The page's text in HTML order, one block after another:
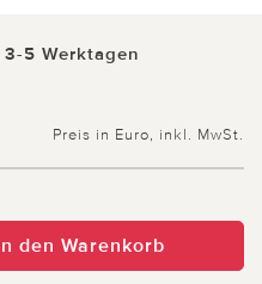
5 Werktagen
Preis in Euro, inkl. MwSt.
den Warenkorb